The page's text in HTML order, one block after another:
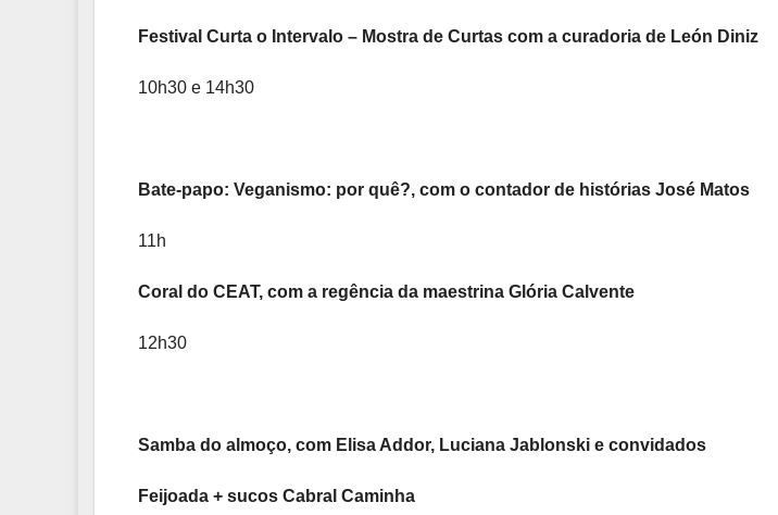
Festival Curta o Intervalo – Mostra de Curtas com a curadoria de León Diniz
10h30 e 14h30
Bate-papo: Veganismo: por quê?, com o contador de histórias José Matos
11h
Coral do CEAT, com a regência da maestrina Glória Calvente
12h30
Samba do almoço, com Elisa Addor, Luciana Jablonski e convidados
Feijoada + sucos Cabral Caminha